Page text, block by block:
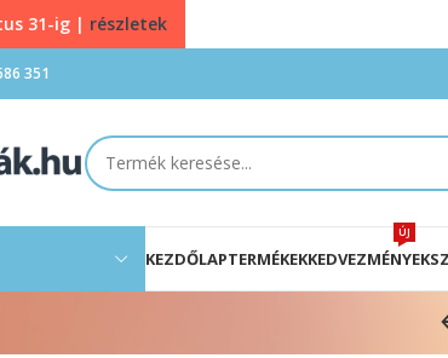
351
KEZDŐLAPTERMÉKEKKEDVEZMÉNYEK
ÚJ
31-ig | részletek